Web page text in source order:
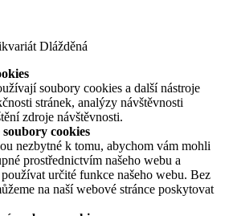
Dlážděná
soubory cookies a další nástroje
stránek, analýzy návštěvnosti
zdroje návštěvnosti.
cookies
nezbytné k tomu, abychom vám mohli
prostřednictvím našeho webu a
určité funkce našeho webu. Bez
na naší webové stránce poskytovat